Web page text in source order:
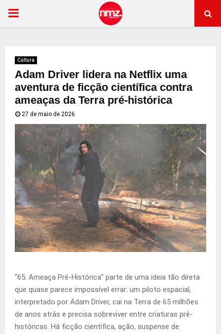
PRIMARY
Cultura
Adam Driver lidera na Netflix uma
aventura de ficção científica contra
ameaças da Terra pré-histórica
27 de maio de 2026
“65: Ameaça Pré-Histórica” parte de uma ideia tão direta
que quase parece impossível errar: um piloto espacial,
interpretado por Adam Driver, cai na Terra de 65 milhões
de anos atrás e precisa sobreviver entre criaturas pré-
históricas. Há ficção científica, ação, suspense de